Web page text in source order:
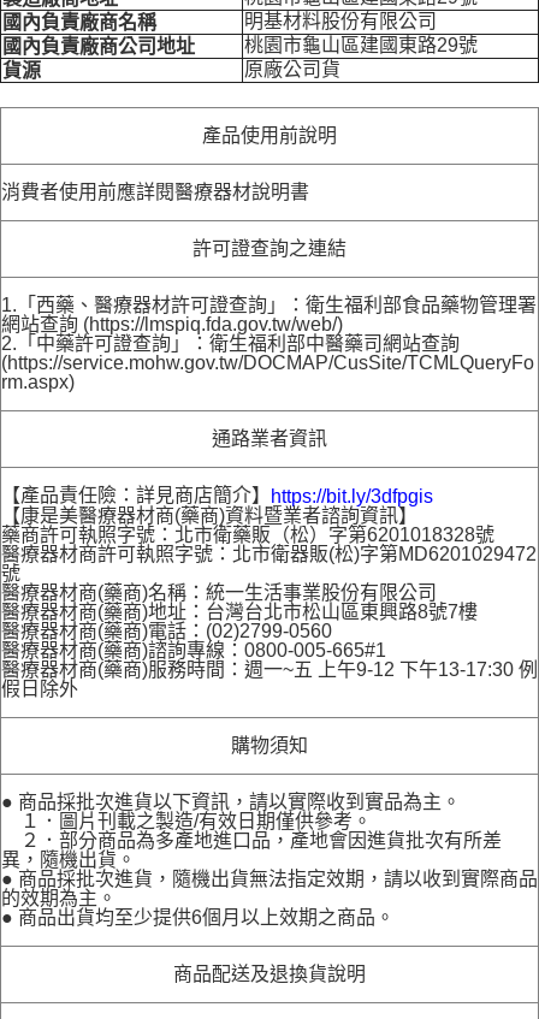
國內負責廠商名稱
明基材料股份有限公司
國內負責廠商公司地址
桃園市龜山區建國東路29號
貨源
原廠公司貨
產品使用前說明
消費者使用前應詳閱醫療器材說明書
許可證查詢之連結
1.「西藥、醫療器材許可證查詢」：衛生福利部食品藥物管理署
網站查詢 (https://lmspiq.fda.gov.tw/web/)
2.「中藥許可證查詢」：衛生福利部中醫藥司網站查詢
(https://service.mohw.gov.tw/DOCMAP/CusSite/TCMLQueryFo
rm.aspx)
通路業者資訊
【產品責任險：詳見商店簡介】
https://bit.ly/3dfpgis
【康是美醫療器材商(藥商)資料暨業者諮詢資訊】
藥商許可執照字號：北市衛藥販（松）字第6201018328號
醫療器材商許可執照字號：北市衛器販(松)字第MD6201029472
號
醫療器材商(藥商)名稱：統一生活事業股份有限公司
醫療器材商(藥商)地址：台灣台北市松山區東興路8號7樓
醫療器材商(藥商)電話：(02)2799-0560
醫療器材商(藥商)諮詢專線：0800-005-665#1
醫療器材商(藥商)服務時間：週一~五 上午9-12 下午13-17:30 例
假日除外
購物須知
● 商品採批次進貨以下資訊，請以實際收到實品為主。
１．圖片刊載之製造/有效日期僅供參考。
２．部分商品為多產地進口品，產地會因進貨批次有所差
異，隨機出貨。
● 商品採批次進貨，隨機出貨無法指定效期，請以收到實際商品
的效期為主。
● 商品出貨均至少提供6個月以上效期之商品。
商品配送及退換貨說明